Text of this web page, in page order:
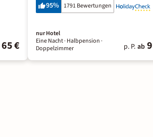
65 €
95% 1791 Bewertungen
nur Hotel
Eine Nacht· Halbpension·
Doppelzimmer
p. P. ab